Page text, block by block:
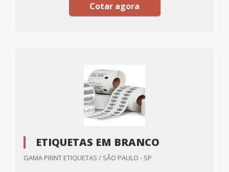
Cotar agora
ETIQUETAS EM BRANCO
GAMA PRINT ETIQUETAS / SÃO PAULO - SP